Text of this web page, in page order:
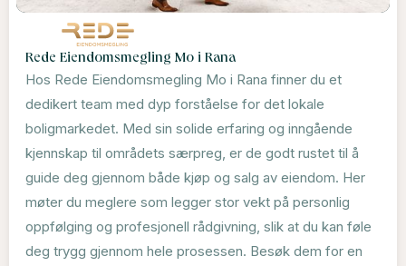
Rede Eiendomsmegling Mo i Rana
Hos Rede Eiendomsmegling Mo i Rana finner du et
dedikert team med dyp forståelse for det lokale
boligmarkedet. Med sin solide erfaring og inngående
kjennskap til områdets særpreg, er de godt rustet til å
guide deg gjennom både kjøp og salg av eiendom. Her
møter du meglere som legger stor vekt på personlig
oppfølging og profesjonell rådgivning, slik at du kan føle
deg trygg gjennom hele prosessen. Besøk dem for en